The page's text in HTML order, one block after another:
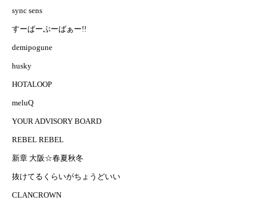
sync sens
すーぱーぷーばぁー!!
demipogune
husky
HOTALOOP
meluQ
YOUR ADVISORY BOARD
REBEL REBEL
新章 大阪☆春夏秋冬
抜けてるくらいがちょうどいい
CLANCROWN